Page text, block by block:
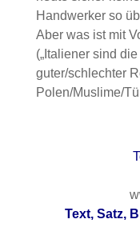
Handwerker so
Aber was ist mit
(„Italiener sind
guter/schlechter
Polen/Muslime/
Text, Satz,